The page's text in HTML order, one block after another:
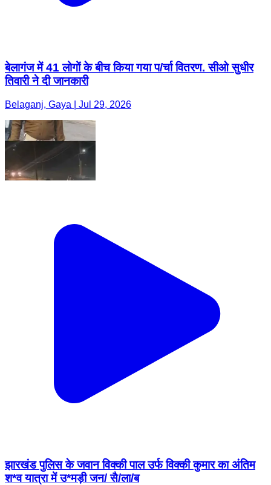
बेलागंज में 41 लोगों के बीच किया गया प/र्चा वितरण. सीओ सुधीर
तिवारी ने दी जानकारी
Belaganj, Gaya | Jul 29, 2026
झारखंड पुलिस के जवान विक्की पाल उर्फ विक्की कुमार का अंतिम
श*व यात्रा में उ*मड़ी जन/ सै/ला/ब